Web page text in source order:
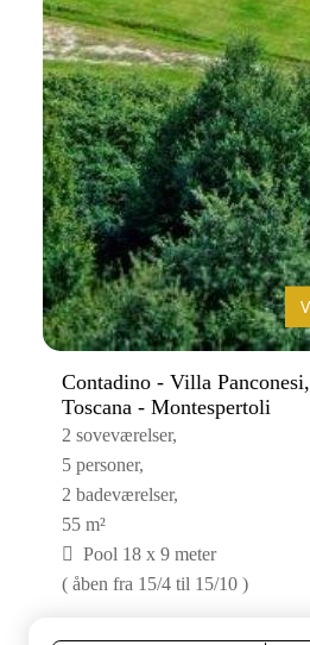
Contadino - Villa Panconesi,
Toscana - Montespertoli
2 soveværelser,
5 personer,
2 badeværelser,
55 m²
Pool 18 x 9 meter
( åben fra 15/4 til 15/10 )